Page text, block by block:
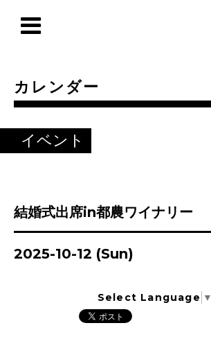
カレンダー
イベント
結婚式出席in都農ワイナリー
2025-10-12 (Sun)
Select Language ▼